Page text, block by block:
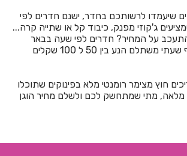
בעמקה
בעפולה
בפוריה
בפקיעין החדשה
שיעמדו לרשותכם בחדר, ישנם חדרים לפי
ג'קוזי מפנק, כיבוד קל או שתייה קרה...
על המחיר? חדרים לפי שעה בבאר
שבע מציעים תעריף שעתי משתלם הנע בין 50 ל 100 שקלים
חוץ מצימר רומנטי מלא בפינוקים שתוכלו
מלאה, מתי שמתחשק לכם ולשלם מחיר הוגן